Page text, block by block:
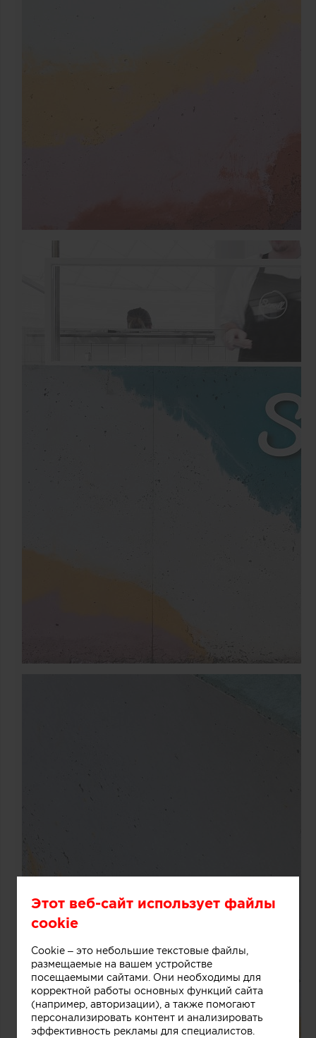
Этот веб-сайт использует файлы
cookie
Cookie – это небольшие текстовые файлы,
размещаемые на вашем устройстве
посещаемыми сайтами. Они необходимы для
корректной работы основных функций сайта
(например, авторизации), а также помогают
персонализировать контент и анализировать
эффективность рекламы для специалистов.